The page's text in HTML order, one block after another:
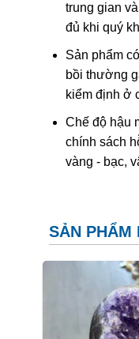
Ametit tổng
nhiên nên rất
nghiệm dựa
thạch anh
dễ dàng hơn.
trung gian
đủ khi quý
Sản phẩm
bồi thường
kiểm định ở
Chế độ hậu
chính sách
vàng - bạc,
SẢN PHẨM